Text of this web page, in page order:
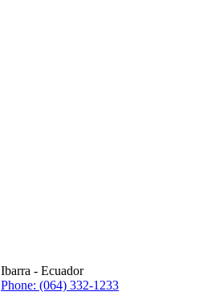
Ibarra - Ecuador
Phone: (064) 332-1233